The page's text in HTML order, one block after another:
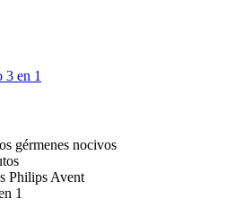
3 en 1
gérmenes nocivos
Philips Avent
1